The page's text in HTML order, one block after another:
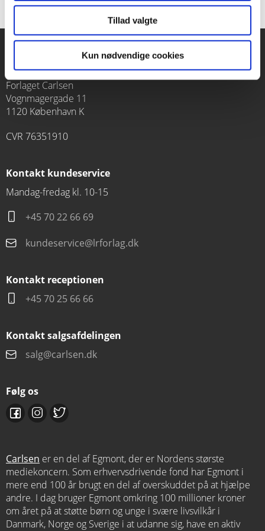
Tillad valgte
Kun nødvendige cookies
Forlaget Carlsen
Vognmagergade 11
1120 København K
CVR 76351910
Kontakt kundeservice
Mandag-fredag kl. 10-15
+45 70 22 66 69
kundeservice@lrforlag.dk
Kontakt receptionen
+45 70 25 66 66
Kontakt salgsafdelingen
salg@carlsen.dk
Følg os
Carlsen er en del af Egmont, der er Nordens største
mediekoncern. Som erhvervsdrivende fond har Egmont i
mere end 100 år brugt en del af overskuddet på at hjælpe
andre. I dag bruger Egmont omkring 100 millioner kroner
om året på at støtte børn og unge i svære livsvilkår i
Danmark, Norge og Sverige i at udanne sig, have en aktiv